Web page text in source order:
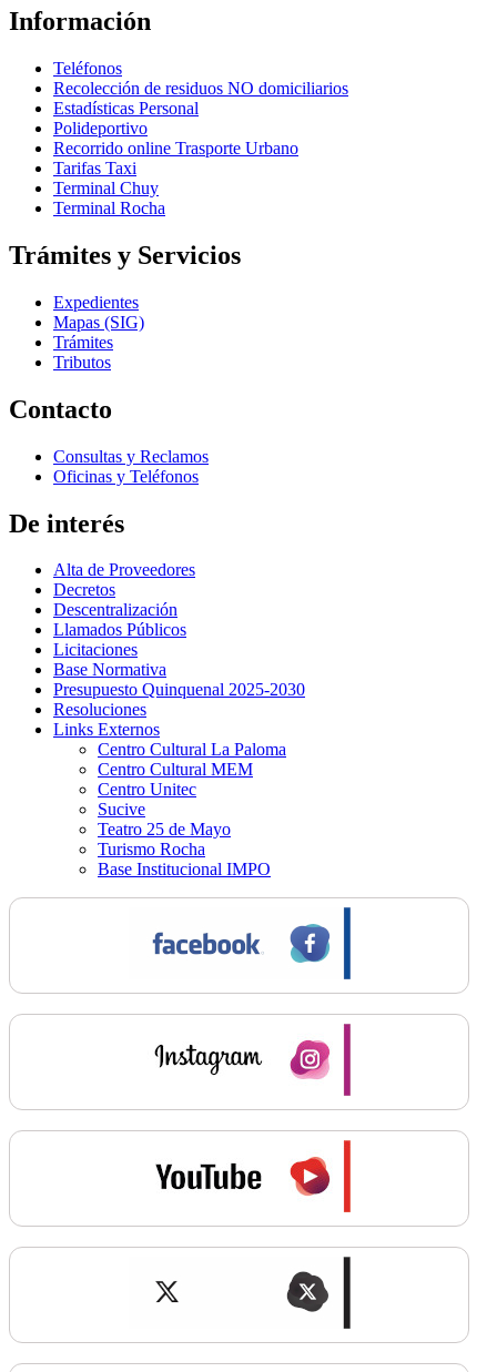
Información
Teléfonos
Recolección de residuos NO domiciliarios
Estadísticas Personal
Polideportivo
Recorrido online Trasporte Urbano
Tarifas Taxi
Terminal Chuy
Terminal Rocha
Trámites y Servicios
Expedientes
Mapas (SIG)
Trámites
Tributos
Contacto
Consultas y Reclamos
Oficinas y Teléfonos
De interés
Alta de Proveedores
Decretos
Descentralización
Llamados Públicos
Licitaciones
Base Normativa
Presupuesto Quinquenal 2025-2030
Resoluciones
Links Externos
Centro Cultural La Paloma
Centro Cultural MEM
Centro Unitec
Sucive
Teatro 25 de Mayo
Turismo Rocha
Base Institucional IMPO